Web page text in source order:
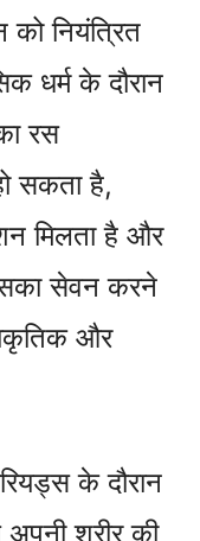
को नियंत्रित
धर्म के दौरान
रस
सकता है,
मिलता है और
सेवन करने
और
के दौरान
शरीर की